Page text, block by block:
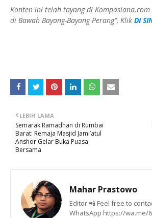
Konten ini telah tayang di Kompasiana.com
di Bawah Bayang-Bayang Perang", Klik DI
LEBIH LAMA
Semarak Ramadhan di Rumbai
Barat: Remaja Masjid Jami’atul
Anshor Gelar Buka Puasa
Bersama
Mahar Prastowo
Editor 📲 Feel free to
WhatsApp https://wa.me/